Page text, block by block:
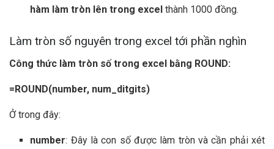
hàm làm tròn lên trong excel thành 1000 đồng.
Làm tròn số nguyên trong excel tới phần nghìn
Công thức làm tròn số trong excel bằng ROUND:
=ROUND(number, num_ditgits)
Ở trong đây:
number: Đây là con số được làm tròn và cần phải xét